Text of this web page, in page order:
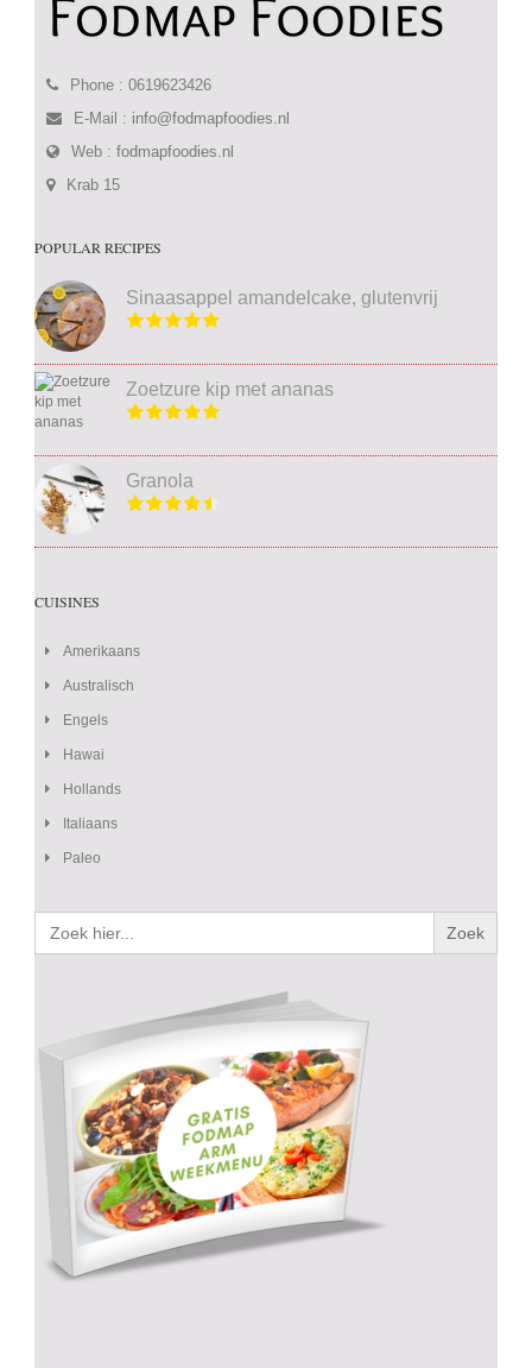
Phone : 0619623426
E-Mail : info@fodmapfoodies.nl
Web :fodmapfoodies.nl
Krab 15
POPULAR RECIPES
Sinaasappel amandelcake, glutenvrij
Zoetzure kip met ananas
Granola
CUISINES
Amerikaans
Australisch
Engels
Hawai
Hollands
Italiaans
Paleo
Zoek
naar: